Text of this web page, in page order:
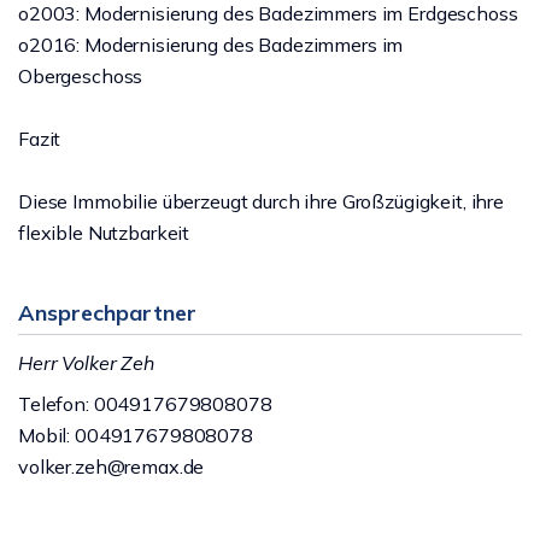
o2003: Modernisierung des Badezimmers im Erdgeschoss
o2016: Modernisierung des Badezimmers im
Obergeschoss
Fazit
Diese Immobilie überzeugt durch ihre Großzügigkeit, ihre
flexible Nutzbarkeit
Ansprechpartner
Herr Volker Zeh
Telefon: 004917679808078
Mobil: 004917679808078
volker.zeh@remax.de